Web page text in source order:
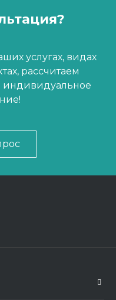
услугах, видах
рассчитаем
индивидуальное